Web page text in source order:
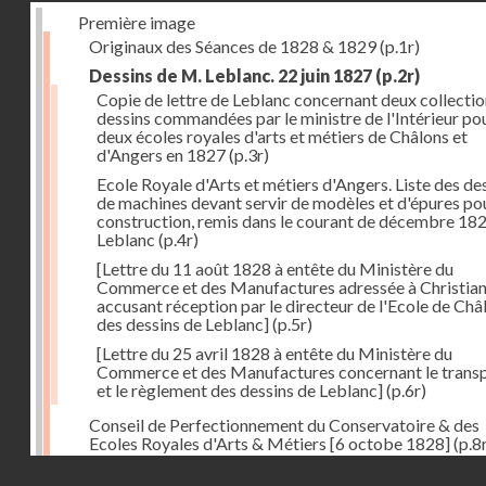
Première image
Originaux des Séances de 1828 & 1829(p.1r)
Dessins de M. Leblanc. 22 juin 1827 (p.2r)
Copie de lettre de Leblanc concernant deux
dessins commandées par le ministre de l'Intérieur
deux écoles royales d'arts et métiers de Châlons et
d'Angers en 1827(p.3r)
Ecole Royale d'Arts et métiers d'Angers. Liste des
de machines devant servir de modèles et d'épures
construction, remis dans le courant de décembre
Leblanc (p.4r)
[Lettre du 11 août 1828 à entête du Ministère du
Commerce et des Manufactures adressée à Christian
accusant réception par le directeur de l'Ecole de
des dessins de Leblanc](p.5r)
[Lettre du 25 avril 1828 à entête du Ministère du
Commerce et des Manufactures concernant le
et le règlement des dessins de Leblanc](p.6r)
Conseil de Perfectionnement du Conservatoire & des
Ecoles Royales d'Arts & Métiers [6 octobe 1828]